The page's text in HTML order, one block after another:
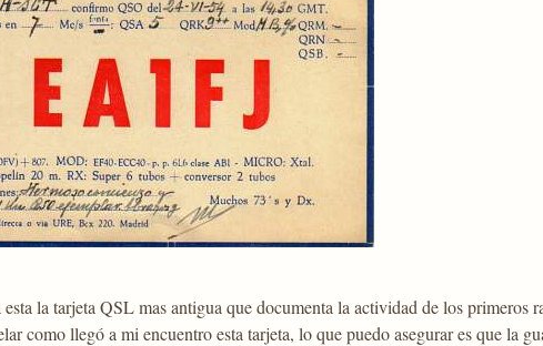
esta la tarjeta QSL mas antigua que documenta la actividad de los
como llegó a mi encuentro esta tarjeta, lo que puedo asegurar es que la